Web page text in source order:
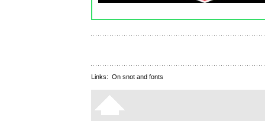
Links: On snot and fonts